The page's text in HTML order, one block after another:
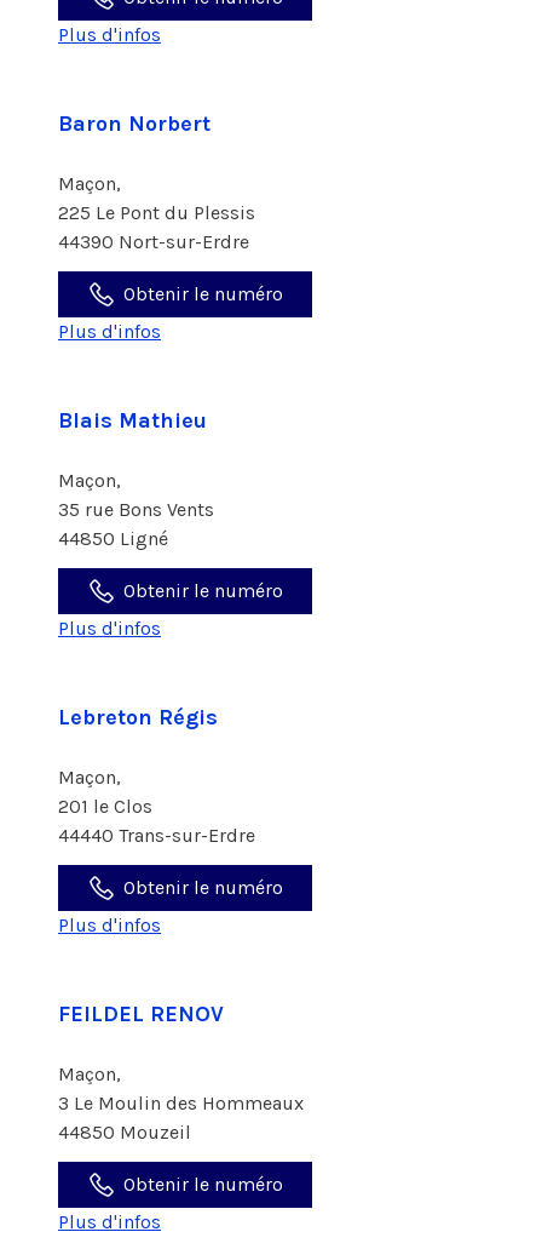
Plus d'infos
Baron Norbert
Maçon,
225 Le Pont du Plessis
44390 Nort-sur-Erdre
Obtenir le numéro
Plus d'infos
Blais Mathieu
Maçon,
35 rue Bons Vents
44850 Ligné
Obtenir le numéro
Plus d'infos
Lebreton Régis
Maçon,
201 le Clos
44440 Trans-sur-Erdre
Obtenir le numéro
Plus d'infos
FEILDEL RENOV
Maçon,
3 Le Moulin des Hommeaux
44850 Mouzeil
Obtenir le numéro
Plus d'infos